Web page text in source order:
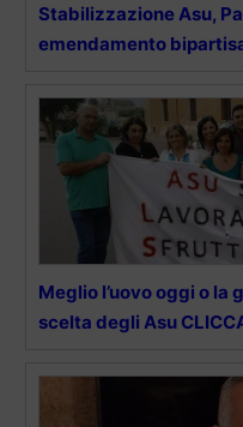
Stabilizzazione Asu,
emendamento
Meglio l’uovo oggi o
scelta degli Asu